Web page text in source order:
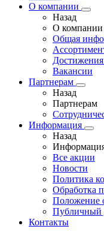
О компании
Назад
О компании
Общая
Вакансии
Партнерам
Назад
Партнерам
Информация
Назад
Все акции
Новости
Политика
Обработка
Положение
Публичный
Контакты